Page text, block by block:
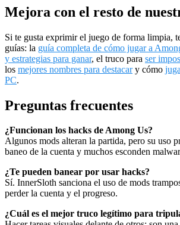
Mejora con el resto de
Si te gusta exprimir el juego de forma limpia,
guías: la guía completa de cómo jugar a
y estrategias para ganar, el truco para ser
los mejores nombres para destacary cómo
PC.
Preguntas frecuentes
¿Funcionan los hacks de Among Us?
Algunos mods alteran la partida, pero su uso
baneo de la cuenta y muchos esconden
¿Te pueden banear por usar hacks?
Sí. InnerSloth sanciona el uso de mods
perder la cuenta y el progreso.
¿Cuál es el mejor truco legítimo para